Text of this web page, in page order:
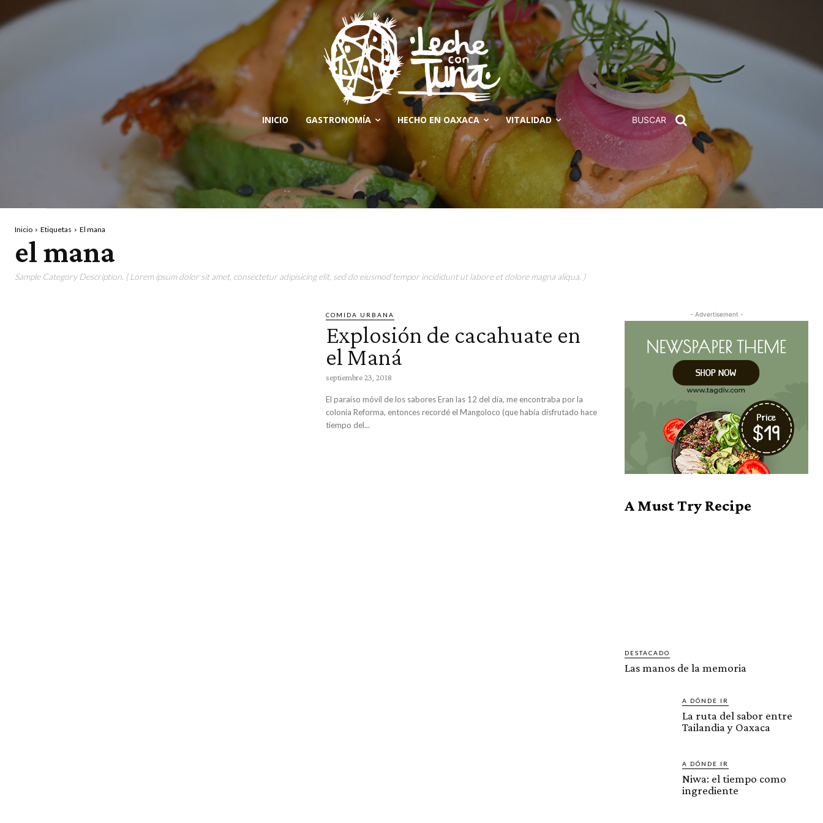
INICIO GASTRONOMÍA HECHO EN OAXACA VITALIDAD BUSCAR
Inicio Etiquetas El mana
el mana
Sample Category Description. ( Lorem ipsum dolor sit amet, consectetur adipisicing elit, sed do eiusmod tempor incididunt ut labore et dolore magna aliqua. )
COMIDA URBANA
Explosión de cacahuate en
el Maná
septiembre 23, 2018
El paraíso móvil de los sabores Eran las 12 del día, me encontraba por la
colonia Reforma, entonces recordé el Mangoloco (que había disfrutado hace
tiempo del...
- Advertisement -
A Must Try Recipe
DESTACADO
Las manos de la memoria
A DÓNDE IR
La ruta del sabor entre
Tailandia y Oaxaca
A DÓNDE IR
Niwa: el tiempo como
ingrediente